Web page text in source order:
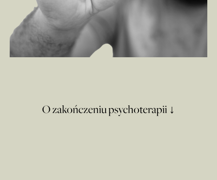
O zakończeniu psychoterapii ↓